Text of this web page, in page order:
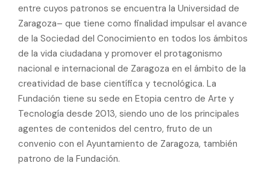
entre cuyos patronos se encuentra la Universidad de
Zaragoza– que tiene como finalidad impulsar el avance
de la Sociedad del Conocimiento en todos los ámbitos
de la vida ciudadana y promover el protagonismo
nacional e internacional de Zaragoza en el ámbito de la
creatividad de base científica y tecnológica. La
Fundación tiene su sede en Etopia centro de Arte y
Tecnología desde 2013, siendo uno de los principales
agentes de contenidos del centro, fruto de un
convenio con el Ayuntamiento de Zaragoza, también
patrono de la Fundación.